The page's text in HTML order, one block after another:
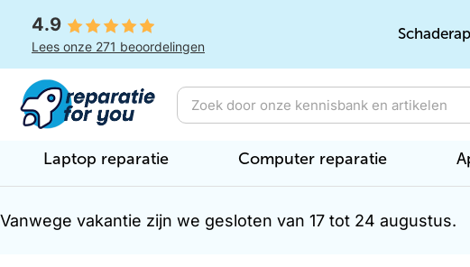
4.9
Lees onze 271 beoordelingen
Laptop reparatie Computer reparatie
Vanwege vakantie zijn we gesloten van 17 tot 24 augustus.